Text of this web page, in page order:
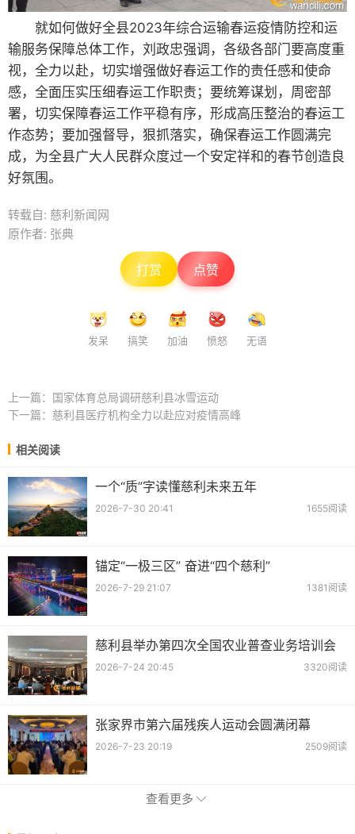
就如何做好全县2023年综合运输春运疫情防控和运
输服务保障总体工作，刘政忠强调，各级各部门要高度重
视，全力以赴，切实增强做好春运工作的责任感和使命
感，全面压实压细春运工作职责；要统筹谋划，周密部
署，切实保障春运工作平稳有序，形成高压整治的春运工
作态势；要加强督导，狠抓落实，确保春运工作圆满完
成，为全县广大人民群众度过一个安定祥和的春节创造良
好氛围。
转载自: 慈利新闻网
原作者: 张典
打赏 点赞
发呆 搞笑 加油 愤怒 无语
上一篇： 国家体育总局调研慈利县冰雪运动
下一篇： 慈利县医疗机构全力以赴应对疫情高峰
相关阅读
一个“质”字读懂慈利未来五年
2026-7-30 20:41 1655阅读
锚定“一极三区” 奋进“四个慈利”
2026-7-29 21:07 1381阅读
慈利县举办第四次全国农业普查业务培训会
2026-7-24 20:45 3320阅读
张家界市第六届残疾人运动会圆满闭幕
2026-7-23 20:19 2509阅读
查看更多